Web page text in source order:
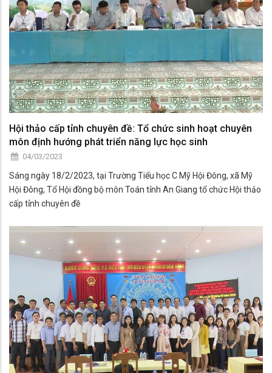
Hội thảo cấp tỉnh chuyên đề: Tổ chức sinh hoạt chuyên
môn định hướng phát triển năng lực học sinh
04/03/2023
Sáng ngày 18/2/2023, tại Trường Tiểu học C Mỹ Hội Đông, xã Mỹ
Hội Đông, Tổ Hội đồng bộ môn Toán tỉnh An Giang tổ chức Hội thảo
cấp tỉnh chuyên đề